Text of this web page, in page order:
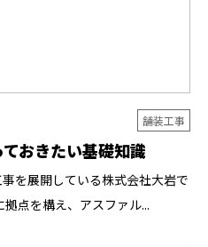
舗装工事
おきたい基礎知識
を展開している株式会社大岩で
点を構え、アスファル...